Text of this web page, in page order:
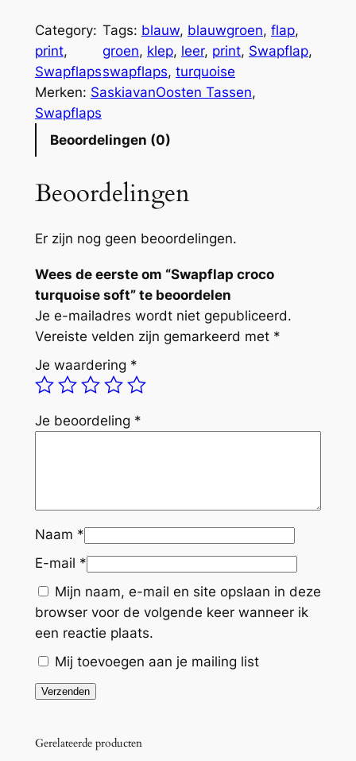
a
p
f
l
a
o
o
u
r
q
u
o
i
s
e
a
n
t
a
Category:
print
Swapflaps
Tags: blauw, blauwgroen, flap
groen, klep, leer, print, Swapflap
swapflaps, turquoise
Merken: SaskiavanOosten Tassen
Swapflaps
Beoordelingen (0)
Beoordelingen
Er zijn nog geen beoordelingen.
Wees de eerste om “Swapflap croco
turquoise soft” te beoordelen
Je e-mailadres wordt niet gepubliceerd.
Vereiste velden zijn gemarkeerd met *
Je waardering *
Je beoordeling *
Naam *
E-mail *
Mijn naam, e-mail en site opslaan in deze
browser voor de volgende keer wanneer ik
een reactie plaats.
Mij toevoegen aan je mailing list
Gerelateerde producten